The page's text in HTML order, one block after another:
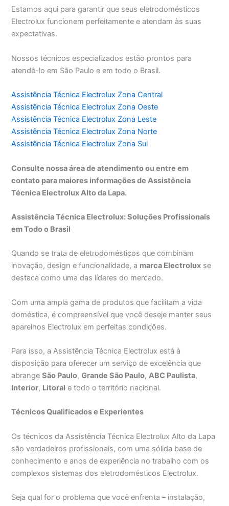
Estamos aqui para garantir que seus eletrodomésticos
Electrolux funcionem perfeitamente e atendam às suas
expectativas.
Nossos técnicos especializados estão prontos para
atendê-lo em São Paulo e em todo o Brasil.
Assistência Técnica Electrolux Zona Central
Assistência Técnica Electrolux Zona Oeste
Assistência Técnica Electrolux Zona Leste
Assistência Técnica Electrolux Zona Norte
Assistência Técnica Electrolux Zona Sul
Consulte nossa área de atendimento ou entre em
contato para maiores informações de Assistência
Técnica Electrolux Alto da Lapa.
Assistência Técnica Electrolux: Soluções Profissionais
em Todo o Brasil
Quando se trata de eletrodomésticos que combinam
inovação, design e funcionalidade, a marca Electrolux se
destaca como uma das líderes do mercado.
Com uma ampla gama de produtos que facilitam a vida
doméstica, é compreensível que você deseje manter seus
aparelhos Electrolux em perfeitas condições.
Para isso, a Assistência Técnica Electrolux está à
disposição para oferecer um serviço de excelência que
abrangeSão Paulo,Grande São Paulo,ABC Paulista,
Interior, Litoral e todo o território nacional.
Técnicos Qualificados e Experientes
Os técnicos da Assistência Técnica Electrolux Alto da Lapa
são verdadeiros profissionais, com uma sólida base de
conhecimento e anos de experiência no trabalho com os
complexos sistemas dos eletrodomésticos Electrolux.
Seja qual for o problema que você enfrenta – instalação,